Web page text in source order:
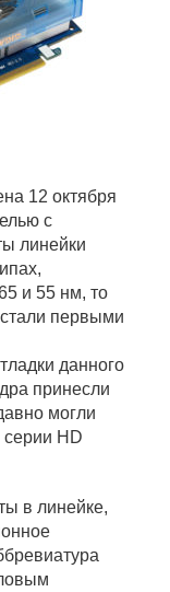
12 октября
с
линейки
и 55 нм, то
первыми
данного
принесли
могли
серии HD
в линейке,